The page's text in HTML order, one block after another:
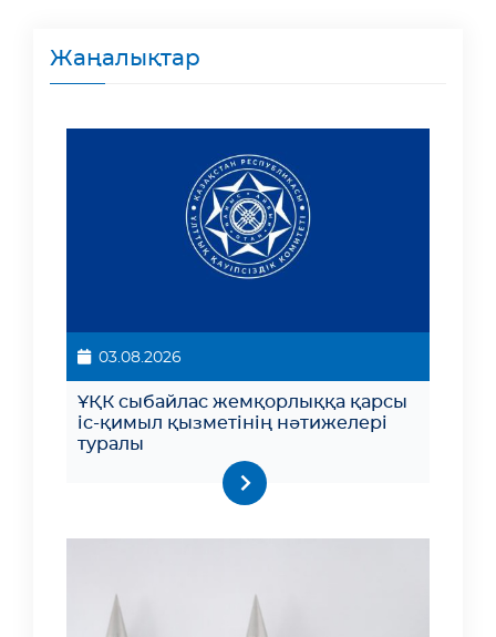
Жаңалықтар
03.08.2026
ҰҚК сыбайлас жемқорлыққа қарсы
іс-қимыл қызметінің нәтижелері
туралы